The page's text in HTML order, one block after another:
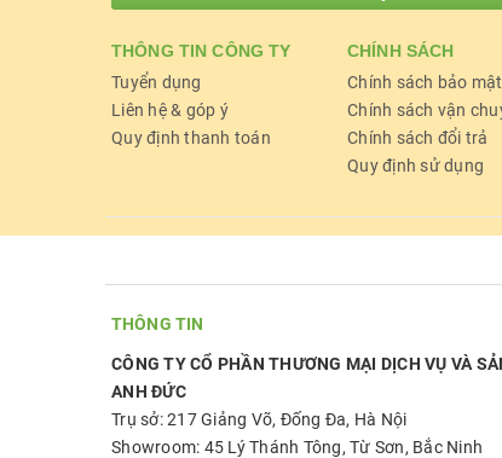
THÔNG TIN CÔNG TY
Tuyển dụng
Liên hệ & góp ý
Quy định thanh toán
CHÍNH SÁCH
Chính sách bảo mật
Chính sách vận
Chính sách đổi trả
Quy định sử dụng
THÔNG TIN
CÔNG TY CỔ PHẦN THƯƠNG MẠI DỊCH VỤ VÀ
ANH ĐỨC
Trụ sở: 217 Giảng Võ, Đống Đa, Hà Nội
Showroom: 45 Lý Thánh Tông, Từ Sơn, Bắc Ninh